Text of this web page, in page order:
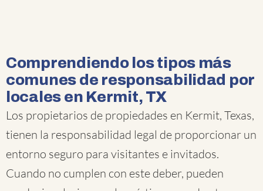
Comprendiendo los tipos más
comunes de responsabilidad por
locales en Kermit, TX
Los propietarios de propiedades en Kermit, Texas,
tienen la responsabilidad legal de proporcionar un
entorno seguro para visitantes e invitados.
Cuando no cumplen con este deber, pueden